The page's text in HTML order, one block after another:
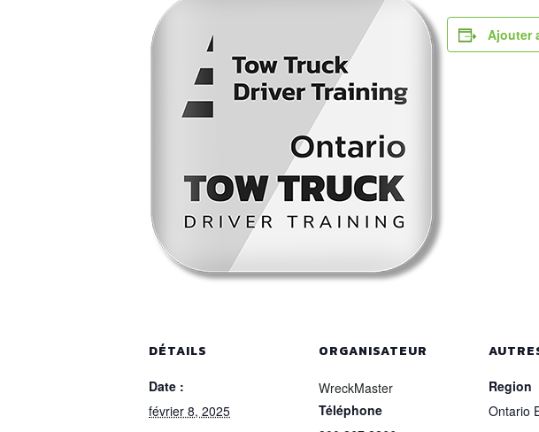
Ajouter
DÉTAILS
Date :
février 8, 2025
ORGANISATEUR
WreckMaster
Téléphone
Region
Ontario